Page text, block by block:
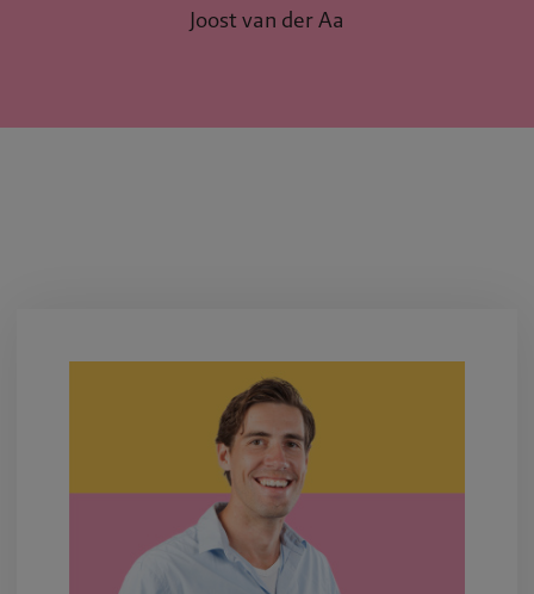
Joost van der Aa